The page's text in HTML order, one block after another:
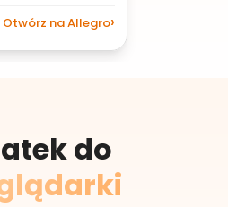
Otwórz na Allegro
do